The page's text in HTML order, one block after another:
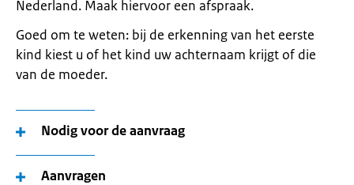
Nederland. Maak hiervoor een afspraak.
Goed om te weten: bij de er­ken­ning van het eer­ste
kind kiest u of het kind uw achternaam krijgt of die
van de moe­der.
Nodig voor de aanvraag
Aanvragen